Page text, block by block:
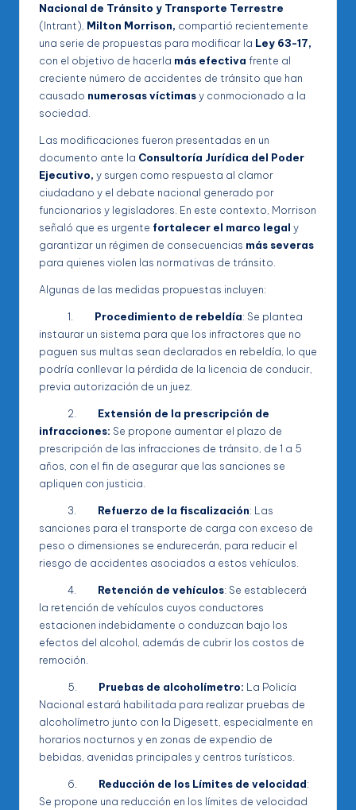
Nacional de Tránsito y Transporte Terrestre
(Intrant), Milton Morrison, compartió recientemente
una serie de propuestas para modificar la Ley 63-17,
con el objetivo de hacerla más efectiva frente al
creciente número de accidentes de tránsito que han
causado numerosas víctimasy conmocionado a la
sociedad.
Las modificaciones fueron presentadas en un
documento ante la Consultoría Jurídica del Poder
Ejecutivo, y surgen como respuesta al clamor
ciudadano y el debate nacional generado por
funcionarios y legisladores. En este contexto, Morrison
señaló que es urgente fortalecer el marco legal y
garantizar un régimen de consecuencias más severas
para quienes violen las normativas de tránsito.
Algunas de las medidas propuestas incluyen:
1. Procedimiento de rebeldía: Se plantea
instaurar un sistema para que los infractores que no
paguen sus multas sean declarados en rebeldía, lo que
podría conllevar la pérdida de la licencia de conducir,
previa autorización de un juez.
2. Extensión de la prescripción de
infracciones: Se propone aumentar el plazo de
prescripción de las infracciones de tránsito, de 1 a 5
años, con el fin de asegurar que las sanciones se
apliquen con justicia.
3. Refuerzo de la fiscalización: Las
sanciones para el transporte de carga con exceso de
peso o dimensiones se endurecerán, para reducir el
riesgo de accidentes asociados a estos vehículos.
4. Retención de vehículos: Se establecerá
la retención de vehículos cuyos conductores
estacionen indebidamente o conduzcan bajo los
efectos del alcohol, además de cubrir los costos de
remoción.
5. Pruebas de alcoholímetro: La Policía
Nacional estará habilitada para realizar pruebas de
alcoholímetro junto con la Digesett, especialmente en
horarios nocturnos y en zonas de expendio de
bebidas, avenidas principales y centros turísticos.
6. Reducción de los Límites de velocidad:
Se propone una reducción en los límites de velocidad